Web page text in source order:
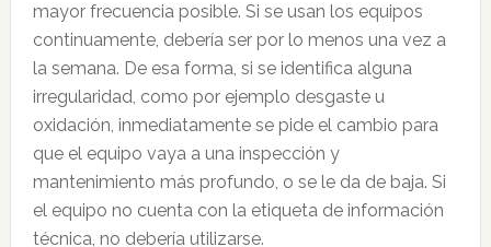
mayor frecuencia posible. Si se usan los equipos
continuamente, debería ser por lo menos una vez a
la semana. De esa forma, si se identifica alguna
irregularidad, como por ejemplo desgaste u
oxidación, inmediatamente se pide el cambio para
que el equipo vaya a una inspección y
mantenimiento más profundo, o se le da de baja. Si
el equipo no cuenta con la etiqueta de información
técnica, no debería utilizarse.